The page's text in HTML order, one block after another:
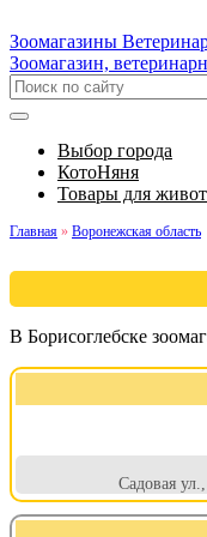
Зоомагазины
Зоомагазин,
Выбор города
КотоНяня
Товары для
Главная » Воронежская область
В Борисоглебске
Садовая